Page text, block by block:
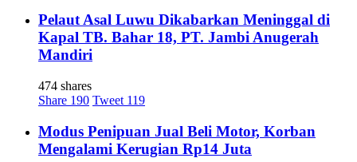
Pelaut Asal Luwu Dikabarkan Meninggal di
Kapal TB. Bahar 18, PT. Jambi Anugerah
Mandiri
474 shares
Share 190 Tweet 119
Modus Penipuan Jual Beli Motor, Korban
Mengalami Kerugian Rp14 Juta